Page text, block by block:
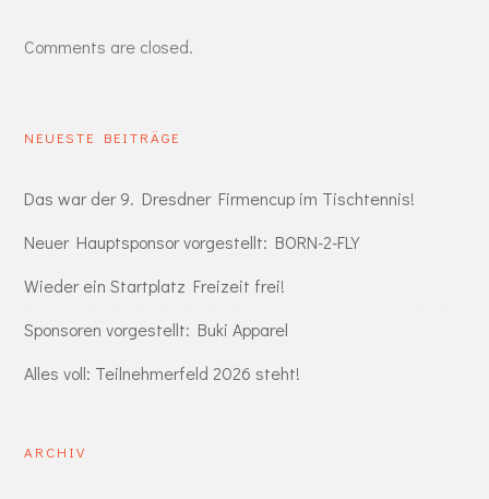
Comments are closed.
NEUESTE BEITRÄGE
Das war der 9. Dresdner Firmencup im Tischtennis!
Neuer Hauptsponsor vorgestellt: BORN-2-FLY
Wieder ein Startplatz Freizeit frei!
Sponsoren vorgestellt: Buki Apparel
Alles voll: Teilnehmerfeld 2026 steht!
ARCHIV